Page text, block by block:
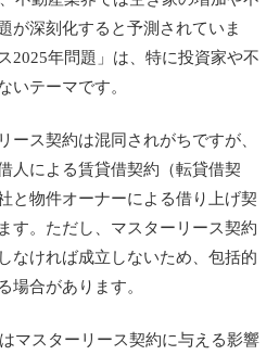
が深刻化すると予測されていま
2025年問題」は、特に投資家や不
いテーマです。
ース契約は混同されがちですが、
人による賃貸借契約（転貸借契
と物件オーナーによる借り上げ契
す。ただし、マスターリース契約
なければ成立しないため、包括的
場合があります。
マスターリース契約に与える影響